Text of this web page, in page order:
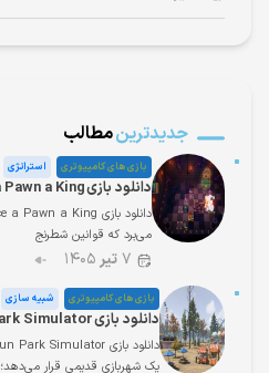
جدیدترینمطالب
بازی های کامپیوتری استراتژی
دانلود بازی Once a Pawn a King برای کامپیوتر
می‌برد که قوانین شطرنج
۷ تیر ۱۴۰۵
بازی های کامپیوتری شبیه سازی
دانلود بازی Fun Park Simulator برای کامپیوتر
یک شهربازی قدیمی قرار می‌دهد؛